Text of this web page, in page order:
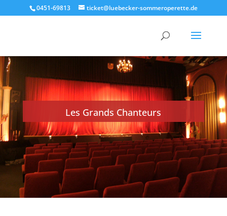
0451-69813 ticket@luebecker-sommeroperette.de
Les Grands Chanteurs